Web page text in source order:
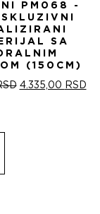
PM068 -
SA
(150CM)
ОРИГИНАЛНА
4.335,00 RSD